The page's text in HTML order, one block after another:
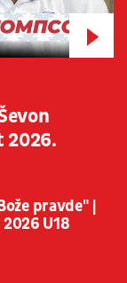
2026.
pravde" |
U18